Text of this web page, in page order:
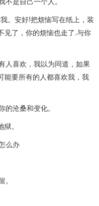
。安好!把烦恼写在纸上，装
见了，你的烦恼也走了.与你
人喜欢，我以为同道，如果
能要所有的人都喜欢我，我
沧桑和变化。
。
么办